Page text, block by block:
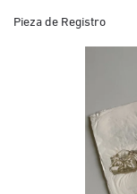
Pieza de Registro